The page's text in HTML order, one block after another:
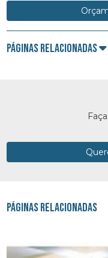
Páginas Relacionadas
Páginas Relacionadas